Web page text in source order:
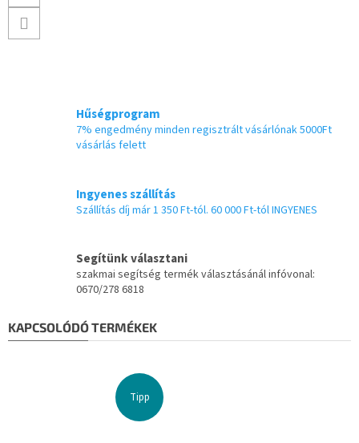
Hűségprogram
7% engedmény minden regisztrált vásárlónak 5000Ft
vásárlás felett
Ingyenes szállítás
Szállítás díj már 1 350 Ft-tól. 60 000 Ft-tól INGYENES
Segítünk választani
szakmai segítség termék választásánál infóvonal:
0670/278 6818
KAPCSOLÓDÓ TERMÉKEK
Tipp